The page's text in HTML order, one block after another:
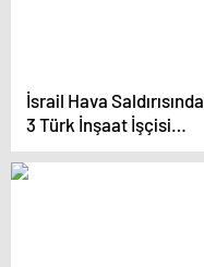
İsrail Hava Saldırısında
3 Türk İnşaat İşçisi
Hayatını Kaybetti